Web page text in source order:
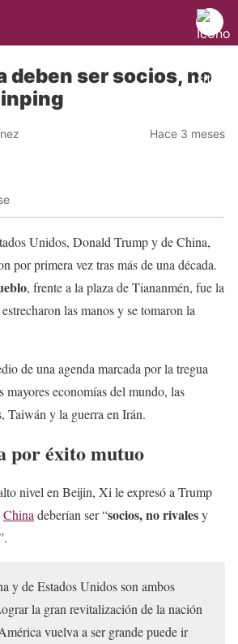
deben ser socios, no
Hace 3 meses
Unidos, Donald Trump y de China,
por primera vez tras más de una década.
, frente a la plaza de Tiananmén, fue la
las manos y se tomaron la
de una agenda marcada por la tregua
mayores economías del mundo, las
Taiwán y la guerra en Irán.
por éxito mutuo
nivel en Beijin, Xi le expresó a Trump
China deberían ser “socios, no rivalesy
y de Estados Unidos son ambos
la gran revitalización de la nación
vuelva a ser grande puede ir